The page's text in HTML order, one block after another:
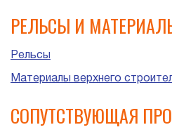
РЕЛЬСЫ И
Рельсы
Материалы верхнего
СОПУТСТВУЮЩАЯ